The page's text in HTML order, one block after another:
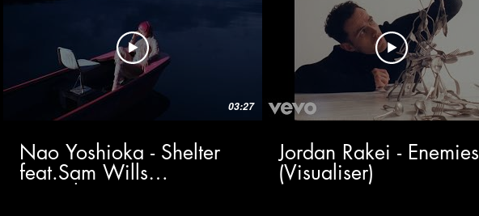
03:27
Nao Yoshioka - Shelter
feat.Sam Wills
(Visualizer)
Jordan Rakei - Enemies
(Visualiser)